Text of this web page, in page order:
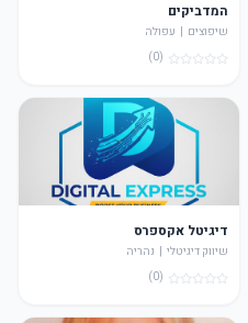
המדביקים
שיפוצים | עפולה
(0)
דיגיטל אקספרס
שיווק דיגיטלי | נהריה
(0)